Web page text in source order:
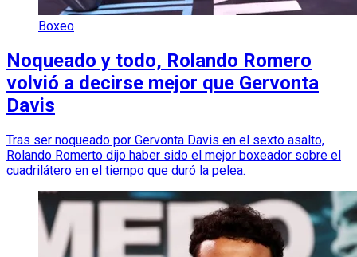
Boxeo
Noqueado y todo, Rolando Romero
volvió a decirse mejor que Gervonta
Davis
Tras ser noqueado por Gervonta Davis en el sexto asalto,
Rolando Romerto dijo haber sido el mejor boxeador sobre el
cuadrilátero en el tiempo que duró la pelea.